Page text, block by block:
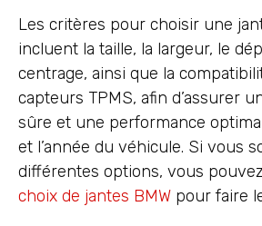
Les critères pour choisir une
incluent la taille, la largeur, le
centrage, ainsi que la
capteurs TPMS, afin d’assurer
sûre et une performance
et l’année du véhicule. Si vous
différentes options, vous
choix de jantes BMW pour faire